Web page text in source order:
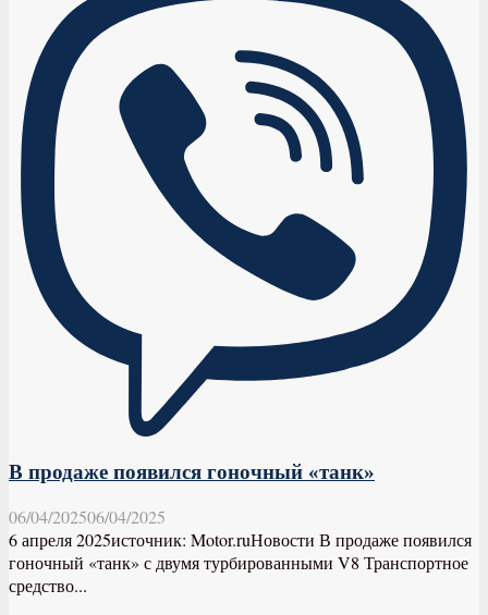
В продаже появился гоночный «танк»
06/04/202506/04/2025
6 апреля 2025источник: Motor.ruНовости В продаже появился
гоночный «танк» с двумя турбированными V8 Транспортное
средство...